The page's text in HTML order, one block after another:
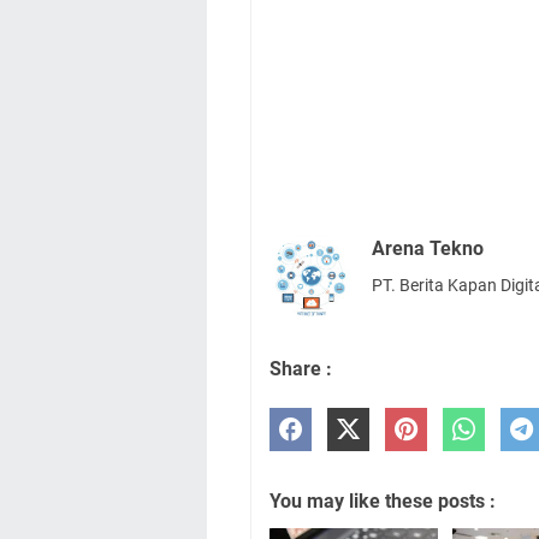
Arena Tekno
PT. Berita Kapan
Share :
You may like these posts :